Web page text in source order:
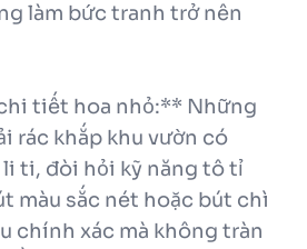
làm bức tranh trở nên
tiết hoa nhỏ:** Những
rác khắp khu vườn có
ti, đòi hỏi kỹ năng tô tỉ
màu sắc nét hoặc bút chì
chính xác mà không tràn